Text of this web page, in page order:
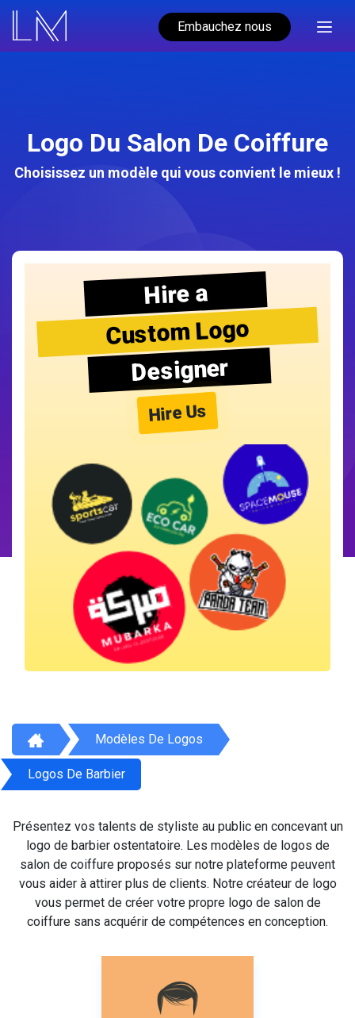
Embauchez nous
Logo Du Salon De Coiffure
Choisissez un modèle qui vous convient le mieux !
Hire a
Custom Logo
Designer
Hire Us
Modèles De Logos
Logos De Barbier
Présentez vos talents de styliste au public en concevant un
logo de barbier ostentatoire. Les modèles de logos de
salon de coiffure proposés sur notre plateforme peuvent
vous aider à attirer plus de clients. Notre créateur de logo
vous permet de créer votre propre logo de salon de
coiffure sans acquérir de compétences en conception.